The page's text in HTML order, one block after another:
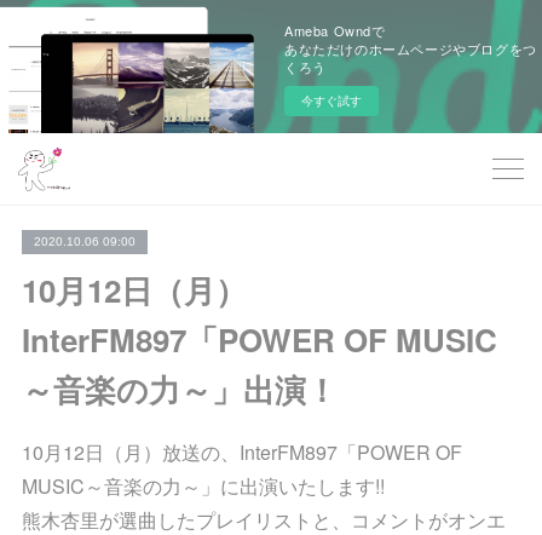
Ameba Owndで
あなただけのホームページやブログをつ
くろう
今すぐ試す
2020.10.06 09:00
10月12日（月）
InterFM897「POWER OF MUSIC
～音楽の力～」出演！
10月12日（月）放送の、InterFM897「POWER OF
MUSIC～音楽の力～」に出演いたします!!
熊木杏里が選曲したプレイリストと、コメントがオンエ